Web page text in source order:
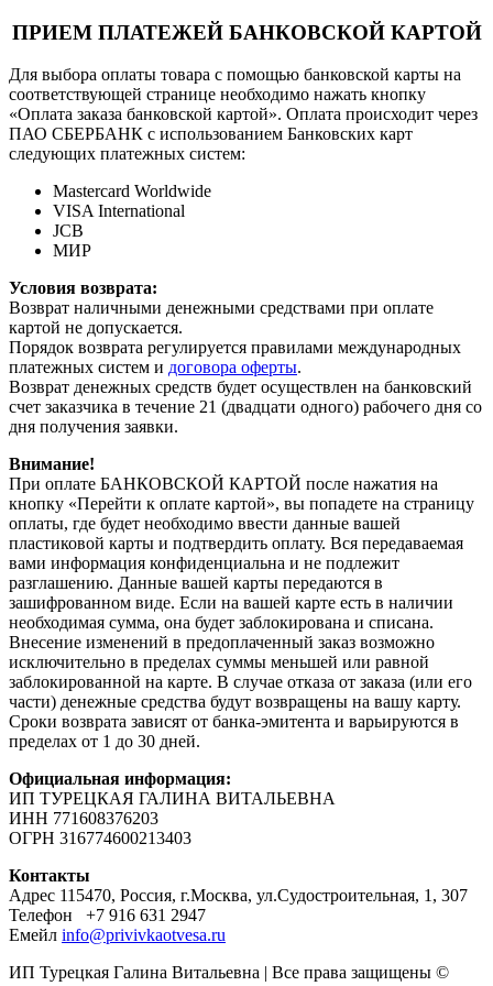
ПРИЕМ ПЛАТЕЖЕЙ БАНКОВСКОЙ КАРТОЙ
Для выбора оплаты товара с помощью банковской карты на
соответствующей странице необходимо нажать кнопку
«Оплата заказа банковской картой». Оплата происходит через
ПАО СБЕРБАНК с использованием Банковских карт
следующих платежных систем:
Mastercard Worldwide
VISA International
JCB
МИР
Условия возврата:
Возврат наличными денежными средствами при оплате
картой не допускается.
Порядок возврата регулируется правилами международных
платежных систем и договора оферты.
Возврат денежных средств будет осуществлен на банковский
счет заказчика в течение 21 (двадцати одного) рабочего дня со
дня получения заявки.
Внимание!
При оплате БАНКОВСКОЙ КАРТОЙ после нажатия на
кнопку «Перейти к оплате картой», вы попадете на страницу
оплаты, где будет необходимо ввести данные вашей
пластиковой карты и подтвердить оплату. Вся передаваемая
вами информация конфиденциальна и не подлежит
разглашению. Данные вашей карты передаются в
зашифрованном виде. Если на вашей карте есть в наличии
необходимая сумма, она будет заблокирована и списана.
Внесение изменений в предоплаченный заказ возможно
исключительно в пределах суммы меньшей или равной
заблокированной на карте. В случае отказа от заказа (или его
части) денежные средства будут возвращены на вашу карту.
Сроки возврата зависят от банка-эмитента и варьируются в
пределах от 1 до 30 дней.
Официальная информация:
ИП ТУРЕЦКАЯ ГАЛИНА ВИТАЛЬЕВНА
ИНН 771608376203
ОГРН 316774600213403
Контакты
Адрес 115470, Россия, г.Москва, ул.Судостроительная, 1, 307
Телефон +7 916 631 2947
Емейл info@privivkaotvesa.ru
ИП Турецкая Галина Витальевна | Все права защищены ©